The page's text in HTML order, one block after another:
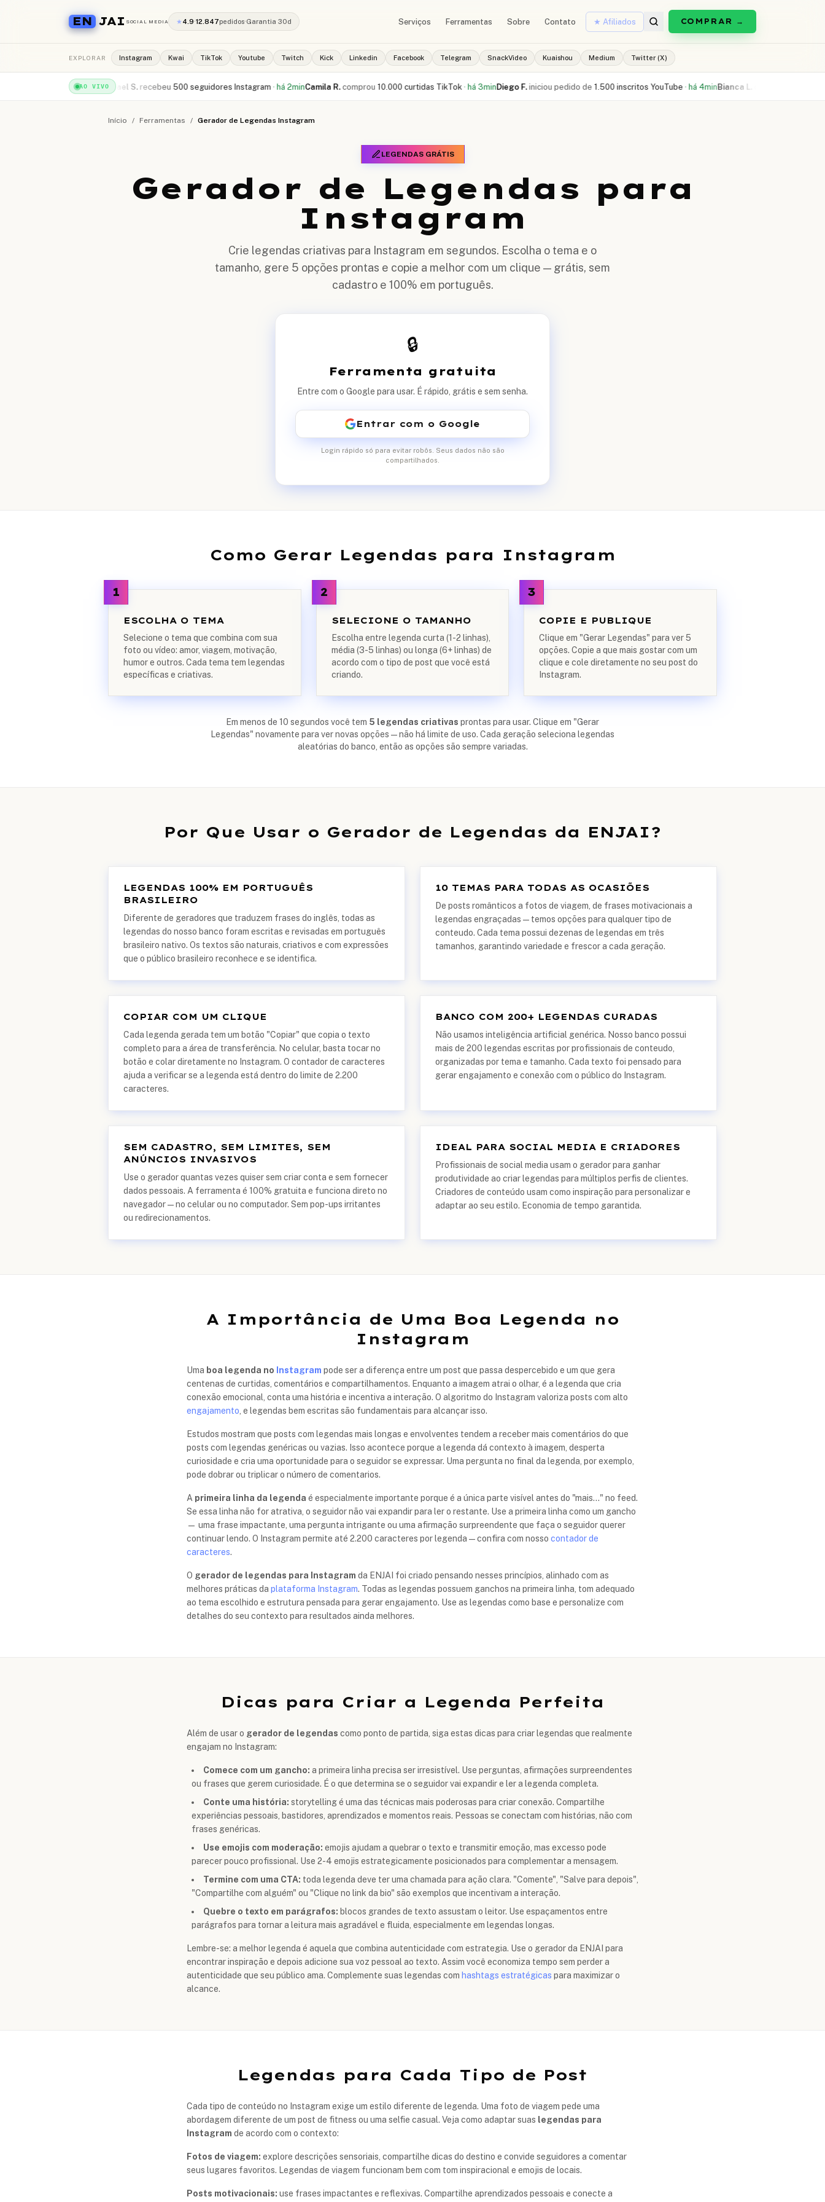
EN JAI SOCIAL MEDIA ★4.9·12.847pedidos·Garantia 30d Serviços Ferramentas Sobre Contato ★ Afiliados COMPRAR →
EXPLORAR Instagram Kwai TikTok Youtube Twitch Kick Linkedin Facebook Telegram SnackVideo Kuaishou Medium Twitter (X)
AO VIVO
Rafael S. recebeu 500 seguidores Instagram ·há 2minCamila R. comprou 10.000 curtidas TikTok ·há 3minDiego F. iniciou pedido de 1.500 inscritos YouTube · há 4minBianca L. comprou
Início / Ferramentas / Gerador de Legendas Instagram
LEGENDAS GRÁTIS
Gerador de Legendas para
Instagram
Crie legendas criativas para Instagram em segundos. Escolha o tema e o
tamanho, gere 5 opções prontas e copie a melhor com um clique — grátis, sem
cadastro e 100% em português.
🔒
Ferramenta gratuita
Entre com o Google para usar. É rápido, grátis e sem senha.
Entrar com o Google
Login rápido só para evitar robôs. Seus dados não são
compartilhados.
Como Gerar Legendas para Instagram
1
ESCOLHA O TEMA
Selecione o tema que combina com sua
foto ou vídeo: amor, viagem, motivação,
humor e outros. Cada tema tem legendas
específicas e criativas.
2
SELECIONE O TAMANHO
Escolha entre legenda curta (1-2 linhas),
média (3-5 linhas) ou longa (6+ linhas) de
acordo com o tipo de post que você está
criando.
3
COPIE E PUBLIQUE
Clique em "Gerar Legendas" para ver 5
opções. Copie a que mais gostar com um
clique e cole diretamente no seu post do
Instagram.
Em menos de 10 segundos você tem 5 legendas criativas prontas para usar. Clique em "Gerar
Legendas" novamente para ver novas opções — não há limite de uso. Cada geração seleciona legendas
aleatórias do banco, então as opções são sempre variadas.
Por Que Usar o Gerador de Legendas da ENJAI?
LEGENDAS 100% EM PORTUGUÊS
BRASILEIRO
Diferente de geradores que traduzem frases do inglês, todas as
legendas do nosso banco foram escritas e revisadas em português
brasileiro nativo. Os textos são naturais, criativos e com expressões
que o público brasileiro reconhece e se identifica.
10 TEMAS PARA TODAS AS OCASIÕES
De posts românticos a fotos de viagem, de frases motivacionais a
legendas engraçadas — temos opções para qualquer tipo de
conteudo. Cada tema possui dezenas de legendas em três
tamanhos, garantindo variedade e frescor a cada geração.
COPIAR COM UM CLIQUE
Cada legenda gerada tem um botão "Copiar" que copia o texto
completo para a área de transferência. No celular, basta tocar no
botão e colar diretamente no Instagram. O contador de caracteres
ajuda a verificar se a legenda está dentro do limite de 2.200
caracteres.
BANCO COM 200+ LEGENDAS CURADAS
Não usamos inteligência artificial genérica. Nosso banco possui
mais de 200 legendas escritas por profissionais de conteudo,
organizadas por tema e tamanho. Cada texto foi pensado para
gerar engajamento e conexão com o público do Instagram.
SEM CADASTRO, SEM LIMITES, SEM
ANÚNCIOS INVASIVOS
Use o gerador quantas vezes quiser sem criar conta e sem fornecer
dados pessoais. A ferramenta é 100% gratuita e funciona direto no
navegador — no celular ou no computador. Sem pop-ups irritantes
ou redirecionamentos.
IDEAL PARA SOCIAL MEDIA E CRIADORES
Profissionais de social media usam o gerador para ganhar
produtividade ao criar legendas para múltiplos perfis de clientes.
Criadores de conteúdo usam como inspiração para personalizar e
adaptar ao seu estilo. Economia de tempo garantida.
A Importância de Uma Boa Legenda no
Instagram
Uma boa legenda no Instagram pode ser a diferença entre um post que passa despercebido e um que gera
centenas de curtidas, comentários e compartilhamentos. Enquanto a imagem atrai o olhar, é a legenda que cria
conexão emocional, conta uma história e incentiva a interação. O algoritmo do Instagram valoriza posts com alto
engajamento , e legendas bem escritas são fundamentais para alcançar isso.
Estudos mostram que posts com legendas mais longas e envolventes tendem a receber mais comentários do que
posts com legendas genéricas ou vazias. Isso acontece porque a legenda dá contexto à imagem, desperta
curiosidade e cria uma oportunidade para o seguidor se expressar. Uma pergunta no final da legenda, por exemplo,
pode dobrar ou triplicar o número de comentarios.
A primeira linha da legenda é especialmente importante porque é a única parte visível antes do "mais..." no feed.
Se essa linha não for atrativa, o seguidor não vai expandir para ler o restante. Use a primeira linha como um gancho
— uma frase impactante, uma pergunta intrigante ou uma afirmação surpreendente que faça o seguidor querer
continuar lendo. O Instagram permite até 2.200 caracteres por legenda — confira com nosso contador de
caracteres.
O gerador de legendas para Instagram da ENJAI foi criado pensando nesses princípios, alinhado com as
melhores práticas da plataforma Instagram. Todas as legendas possuem ganchos na primeira linha, tom adequado
ao tema escolhido e estrutura pensada para gerar engajamento. Use as legendas como base e personalize com
detalhes do seu contexto para resultados ainda melhores.
Dicas para Criar a Legenda Perfeita
Além de usar o gerador de legendas como ponto de partida, siga estas dicas para criar legendas que realmente
engajam no Instagram:
Comece com um gancho: a primeira linha precisa ser irresistível. Use perguntas, afirmações surpreendentes
ou frases que gerem curiosidade. É o que determina se o seguidor vai expandir e ler a legenda completa.
Conte uma história: storytelling é uma das técnicas mais poderosas para criar conexão. Compartilhe
experiências pessoais, bastidores, aprendizados e momentos reais. Pessoas se conectam com histórias, não com
frases genéricas.
Use emojis com moderação: emojis ajudam a quebrar o texto e transmitir emoção, mas excesso pode
parecer pouco profissional. Use 2-4 emojis estrategicamente posicionados para complementar a mensagem.
Termine com uma CTA: toda legenda deve ter uma chamada para ação clara. "Comente", "Salve para depois",
"Compartilhe com alguém" ou "Clique no link da bio" são exemplos que incentivam a interação.
Quebre o texto em parágrafos: blocos grandes de texto assustam o leitor. Use espaçamentos entre
parágrafos para tornar a leitura mais agradável e fluida, especialmente em legendas longas.
Lembre-se: a melhor legenda é aquela que combina autenticidade com estrategia. Use o gerador da ENJAI para
encontrar inspiração e depois adicione sua voz pessoal ao texto. Assim você economiza tempo sem perder a
autenticidade que seu público ama. Complemente suas legendas com hashtags estratégicas para maximizar o
alcance.
Legendas para Cada Tipo de Post
Cada tipo de conteúdo no Instagram exige um estilo diferente de legenda. Uma foto de viagem pede uma
abordagem diferente de um post de fitness ou uma selfie casual. Veja como adaptar suas legendas para
Instagram de acordo com o contexto:
Fotos de viagem: explore descrições sensoriais, compartilhe dicas do destino e convide seguidores a comentar
seus lugares favoritos. Legendas de viagem funcionam bem com tom inspiracional e emojis de locais.
Posts motivacionais: use frases impactantes e reflexivas. Compartilhe aprendizados pessoais e conecte a